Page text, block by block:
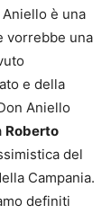
è una
vorrebbe una
e della
Aniello
Roberto
del
Campania.
definiti